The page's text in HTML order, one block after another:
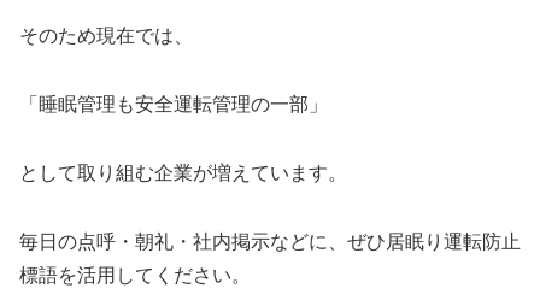
そのため現在では、
「睡眠管理も安全運転管理の一部」
として取り組む企業が増えています。
毎日の点呼・朝礼・社内掲示などに、ぜひ居眠り運転防止
標語を活用してください。